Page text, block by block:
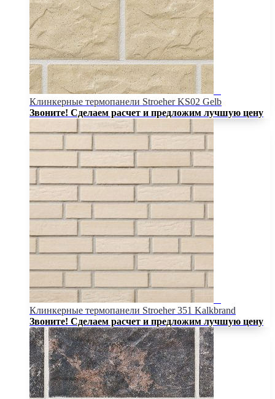
Клинкерные термопанели Stroeher KS02 Gelb
Звоните! Сделаем расчет и предложим лучшую цену
Клинкерные термопанели Stroeher 351 Kalkbrand
Звоните! Сделаем расчет и предложим лучшую цену